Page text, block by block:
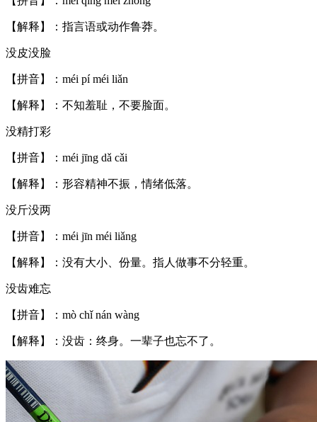
【解释】：指言语或动作鲁莽。
没皮没脸
【拼音】：méi pí méi liǎn
【解释】：不知羞耻，不要脸面。
没精打彩
【拼音】：méi jīng dǎ cǎi
【解释】：形容精神不振，情绪低落。
没斤没两
【拼音】：méi jīn méi liǎng
【解释】：没有大小、份量。指人做事不分轻重。
没齿难忘
【拼音】：mò chǐ nán wàng
【解释】：没齿：终身。一辈子也忘不了。